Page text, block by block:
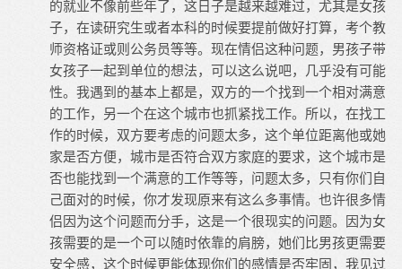
的就业不像前些年了，这日子是越来越难过，尤其是女孩
子，在读研究生或者本科的时候要提前做好打算，考个教
师资格证或则公务员等等。现在情侣这种问题，男孩子带
女孩子一起到单位的想法，可以这么说吧，几乎没有可能
性。我遇到的基本上都是，双方的一个找到一个相对满意
的工作，另一个在这个城市也抓紧找工作。所以，在找工
作的时候，双方要考虑的问题太多，这个单位距离他或她
家是否方便，城市是否符合双方家庭的要求，这个城市是
否也能找到一个满意的工作等等，问题太多，只有你们自
己面对的时候，你才发现原来有这么多事情。也许很多情
侣因为这个问题而分手，这是一个很现实的问题。因为女
孩需要的是一个可以随时依靠的肩膀，她们比男孩更需要
安全感，这个时候更能体现你们的感情是否牢固，我见过